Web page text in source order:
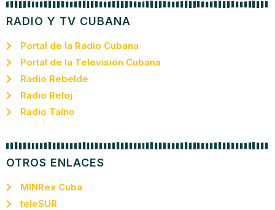
RADIO Y TV CUBANA
Portal de la Radio Cubana
Portal de la Televisión Cubana
Radio Rebelde
Radio Reloj
Radio Taíno
OTROS ENLACES
MINRex Cuba
teleSUR